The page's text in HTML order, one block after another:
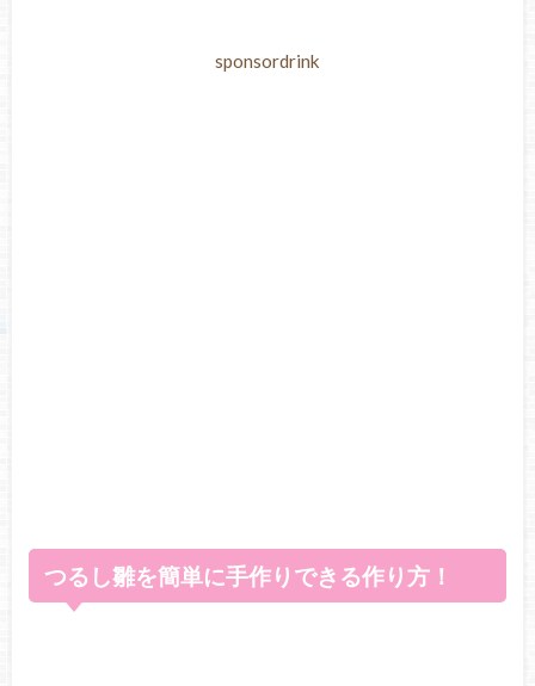
sponsordrink
つるし雛を簡単に手作りできる作り方！